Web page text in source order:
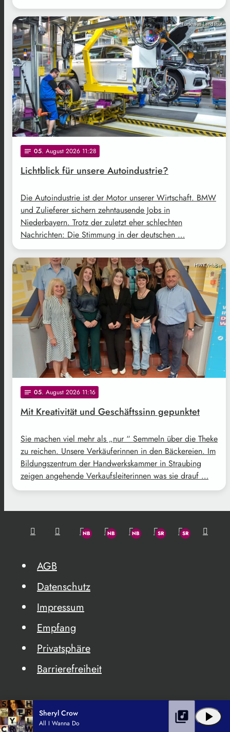
Funkhaus Landshut
notes 05. August 2026 11:28
Lichtblick für unsere Autoindustrie?
Die Autoindustrie ist der Motor unserer Wirtschaft. BMW
und Zulieferer sichern zehntausende Jobs in
Niederbayern. Trotz der zuletzt eher schlechten
Nachrichten: Die Stimmung in der deutschen …
HWK/Huber
notes 05. August 2026 11:16
Mit Kreativität und Geschäftssinn gepunktet
Sie machen viel mehr als „nur “ Semmeln über die Theke
zu reichen. Unsere Verkäuferinnen in den Bäckereien. Im
Bildungszentrum der Handwerkskammer in Straubing
zeigen angehende Verkaufsleiterinnen was sie drauf …
AGB
Datenschutz
Impressum
Empfang
Privatsphäre
Barrierefreiheit
Sheryl Crow
All I Wanna Do play_arrow
library_music